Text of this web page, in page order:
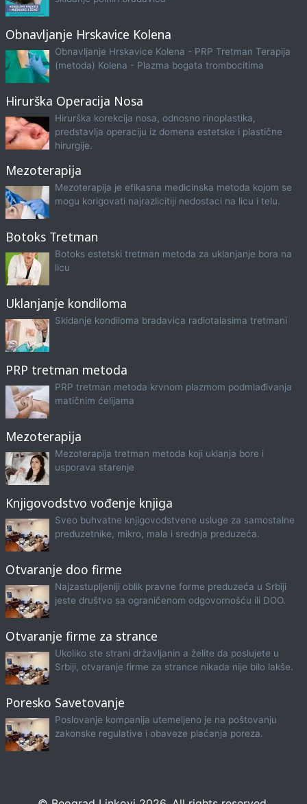
Obnavljanje Hrskavice Kolena
Obnavljanje Hrskavice Kolena - PRP Tretman Terapija
(metoda) Kolena - Plazma bogata trombocitima
Hirurška Operacija Nosa
Hirurška korekcija nosa, odnosno rinoplastika,
predstavlja operaciju iz domena estetske i plastične
hirurgije.
Mezoterapija
Mezoterapija je efikasna medicinska metoda kojom se
mogu korigovati najrazlicitiji nedostaci na licu i telu.
Botoks Tretman
Botoks estetski tretman metoda za uklanjanje bora na
licu
Uklanjanje kondiloma
Skidanje kondiloma bradavica radiotalasima tretmani
PRP tretman metoda
PRP tretman metoda krvnom plazmom podmlađivanja
matičnim ćelijama
Mezoterapija
Mezoterapija tretman metoda koji uklanja bore i
usporava starenje
Knjigovodstvo vođenje knjiga
Sveo buhvatne knjigovodstvene usluge za samostalne
preduzetnike, mikro, mala i srednja preduzeća.
Otvaranje doo firme
Najzastupljeniji oblik pravne forme preduzeća u Srbiji
jeste društvo sa ograničenom odgovornošću ili DOO.
Otvaranje firme za strance
Ukoliko ste strani državljanin a želite da poslujete u
Srbiji, otvaranje firme za strance nikada nije bilo lakše.
Poresko Savetovanje
Poslovanje kompanija utemeljeno je na poštovanju
zakonske regulative i obaveze plaćanja poreza.